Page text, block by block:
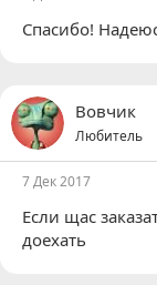
Спасибо!
Вовчик
Любитель
7 Дек 2017
Если щас
доехать